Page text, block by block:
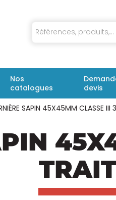
Nos
catalogues
devis
SAPIN 45X45MM CLASSE III